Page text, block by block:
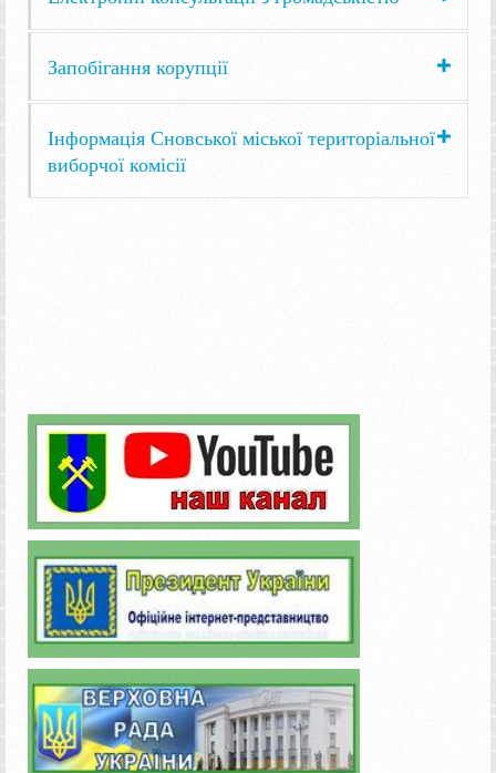
Запобігання корупції
Інформація Сновської міської територіальної
виборчої комісії